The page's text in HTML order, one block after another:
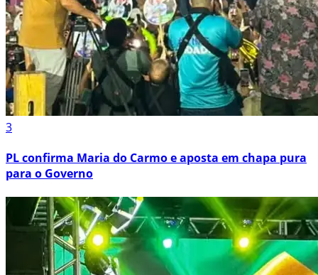
3
PL confirma Maria do Carmo e aposta em chapa pura
para o Governo